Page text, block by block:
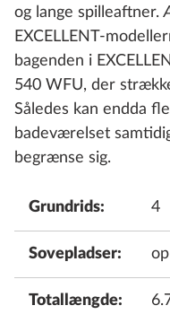
og lange
EXCELLENT-
bagenden i
540 WFU, der
Således kan endda
badeværelset
begrænse sig.
Grundrids: 4
Sovepladser:
Totallængde: